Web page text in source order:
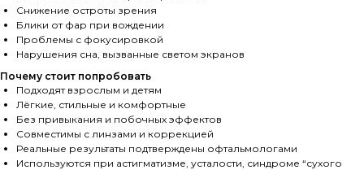
Снижение остроты зрения
Блики от фар при вождении
Проблемы с фокусировкой
Нарушения сна, вызванные светом экранов
Почему стоит попробовать
Подходят взрослым и детям
Лёгкие, стильные и комфортные
Без привыкания и побочных эффектов
Совместимы с линзами и коррекцией
Реальные результаты подтверждены офтальмологами
Используются при астигматизме, усталости, синдроме “сухого